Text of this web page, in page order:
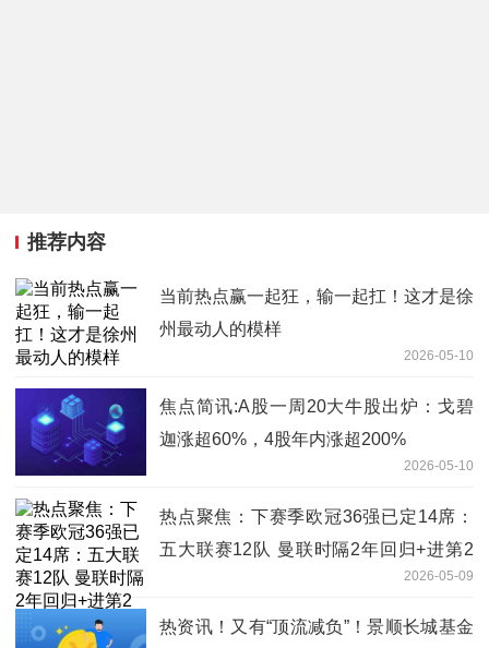
推荐内容
当前热点赢一起狂，输一起扛！这才是徐
州最动人的模样
2026-05-10
焦点简讯:A股一周20大牛股出炉：戈碧
迦涨超60%，4股年内涨超200%
2026-05-10
热点聚焦：下赛季欧冠36强已定14席：
五大联赛12队 曼联时隔2年回归+进第2
2026-05-09
热资讯！又有“顶流减负”！景顺长城基金